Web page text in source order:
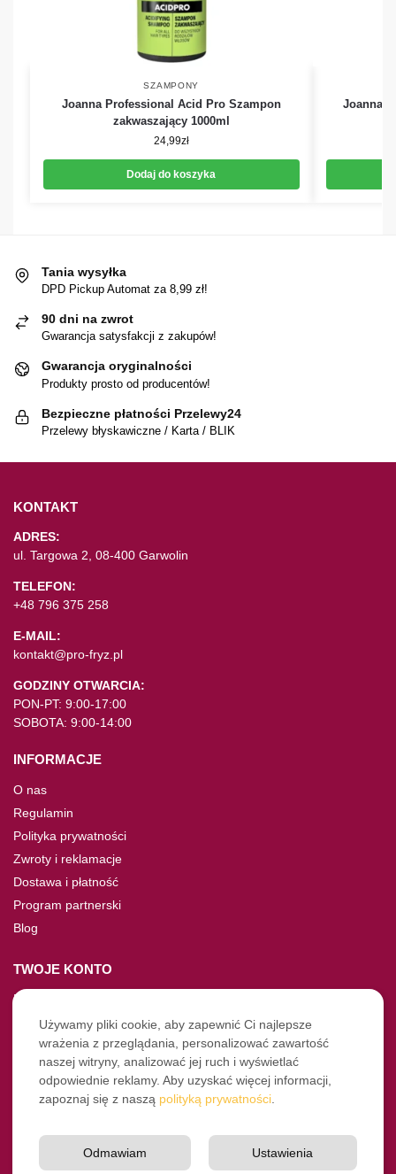
SZAMPONY
Joanna Professional Acid Pro Szampon
zakwaszający 1000ml
24,99zł
Dodaj do koszyka
Joanna
Tania wysyłka
DPD Pickup Automat za 8,99 zł!
90 dni na zwrot
Gwarancja satysfakcji z zakupów!
Gwarancja oryginalności
Produkty prosto od producentów!
Bezpieczne płatności Przelewy24
Przelewy błyskawiczne / Karta / BLIK
KONTAKT
ADRES:
ul. Targowa 2, 08-400 Garwolin
TELEFON:
+48 796 375 258
E-MAIL:
kontakt@pro-fryz.pl
GODZINY OTWARCIA:
PON-PT: 9:00-17:00
SOBOTA: 9:00-14:00
INFORMACJE
O nas
Regulamin
Polityka prywatności
Zwroty i reklamacje
Dostawa i płatność
Program partnerski
Blog
TWOJE KONTO
Moje konto
Nie pamiętasz hasła?
Twoje zamówienia
NASZE SOCIALE
Instagram
Używamy pliki cookie, aby zapewnić Ci najlepsze
wrażenia z przeglądania, personalizować zawartość
naszej witryny, analizować jej ruch i wyświetlać
odpowiednie reklamy. Aby uzyskać więcej informacji,
zapoznaj się z naszą polityką prywatności
Ustawienia
Odmawiam